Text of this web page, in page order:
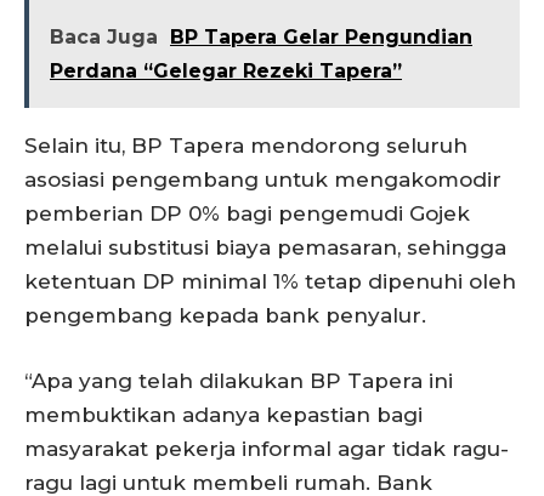
Baca Juga
BP Tapera Gelar Pengundian
Perdana “Gelegar Rezeki Tapera”
Selain itu, BP Tapera mendorong seluruh
asosiasi pengembang untuk mengakomodir
pemberian DP 0% bagi pengemudi Gojek
melalui substitusi biaya pemasaran, sehingga
ketentuan DP minimal 1% tetap dipenuhi oleh
pengembang kepada bank penyalur.
“Apa yang telah dilakukan BP Tapera ini
membuktikan adanya kepastian bagi
masyarakat pekerja informal agar tidak ragu-
ragu lagi untuk membeli rumah. Bank